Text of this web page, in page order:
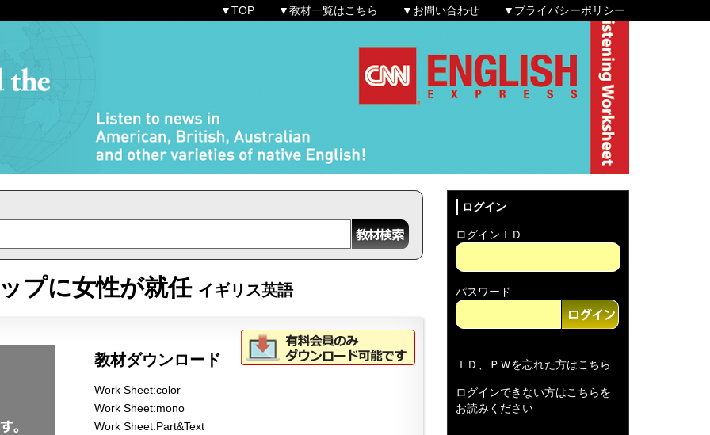
▼プライバシーポリシー
▼お問い合わせ
▼教材一覧はこちら
▼TOP
ログイン
ログインＩＤ
パスワード
ＩＤ、ＰＷを忘れた方はこちら
ログインできない方はこちらを
お読みください
プに女性が就任 イギリス英語
教材ダウンロード
Work Sheet:color
Work Sheet:mono
Work Sheet:Part&Text